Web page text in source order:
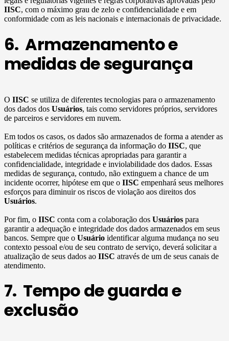
IISC, com o máximo grau de zelo e confidencialidade e em
conformidade com as leis nacionais e internacionais de privacidade.
6. Armazenamento e
medidas de segurança
O IISC se utiliza de diferentes tecnologias para o armazenamento
dos dados dos Usuários, tais como servidores próprios, servidores
de parceiros e servidores em nuvem.
Em todos os casos, os dados são armazenados de forma a atender as
políticas e critérios de segurança da informação do IISC, que
estabelecem medidas técnicas apropriadas para garantir a
confidencialidade, integridade e inviolabilidade dos dados. Essas
medidas de segurança, contudo, não extinguem a chance de um
incidente ocorrer, hipótese em que o IISC empenhará seus melhores
esforços para diminuir os riscos de violação aos direitos dos
Usuários.
Por fim, o IISC conta com a colaboração dos Usuários para
garantir a adequação e integridade dos dados armazenados em seus
bancos. Sempre que o Usuário identificar alguma mudança no seu
contexto pessoal e/ou de seu contrato de serviço, deverá solicitar a
atualização de seus dados ao IISC através de um de seus canais de
atendimento.
7. Tempo de guarda e
exclusão